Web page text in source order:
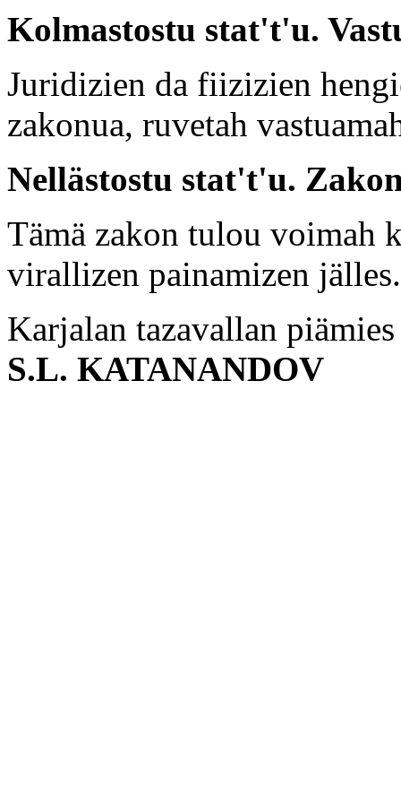
Kolmastostu stat't'u.
Juridizien da fiizizien
zakonua, ruvetah
Nellästostu stat't'u.
Tämä zakon tulou voimah
virallizen painamizen jälles.
Karjalan tazavallan piämies
S.L. KATANANDOV